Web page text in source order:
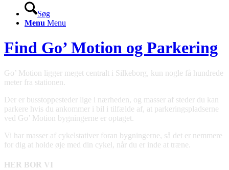
Søg
Menu Menu
Find Go’ Motion og Parkering
Go’ Motion ligger meget centralt i Silkeborg, kun nogle få hundrede
meter fra stationen.
Der er busstoppesteder lige i nærheden, og masser af steder du kan
parkere hvis du ankommer i bil i tilfælde af, at parkeringspladserne
ved Go’ Motion bygningerne er optaget.
Vi har masser af cykelstativer foran bygningerne, så det er nemmere
for dig at holde øje med din cykel, når du er inde at træne.
HER BOR VI